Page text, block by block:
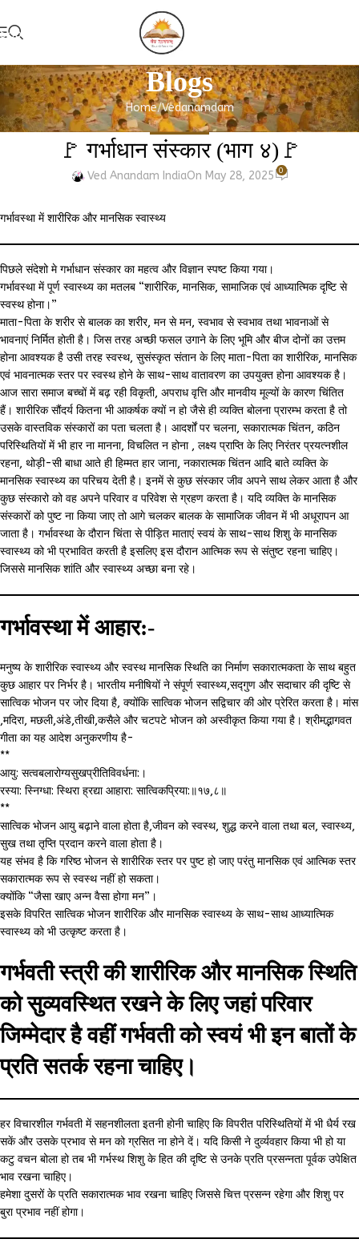
Skip to main content
Blogs
Home Vedanamdam
VEDANAMDAM
🚩 गर्भाधान संस्कार (भाग ४)🚩
Ved Anandam IndiaOn May 28, 2025 0
गर्भावस्था में शारीरिक और मानसिक स्वास्थ्य
पिछले संदेशो मे गर्भाधान संस्कार का महत्व और विज्ञान स्पष्ट किया गया।
गर्भावस्था में पूर्ण स्वास्थ्य का मतलब “शारीरिक, मानसिक, सामाजिक एवं आध्यात्मिक दृष्टि से
स्वस्थ होना।”
माता-पिता के शरीर से बालक का शरीर, मन से मन, स्वभाव से स्वभाव तथा भावनाओं से
भावनाएं निर्मित होती है। जिस तरह अच्छी फसल उगाने के लिए भूमि और बीज दोनों का उत्तम
होना आवश्यक है उसी तरह स्वस्थ, सुसंस्कृत संतान के लिए माता-पिता का शारीरिक, मानसिक
एवं भावनात्मक स्तर पर स्वस्थ होने के साथ-साथ वातावरण का उपयुक्त होना आवश्यक है।
आज सारा समाज बच्चों में बढ़ रही विकृती, अपराध वृत्ति और मानवीय मूल्यों के कारण चिंतित
हैं। शारीरिक सौंदर्य कितना भी आकर्षक क्यों न हो जैसे ही व्यक्ति बोलना प्रारम्भ करता है तो
उसके वास्तविक संस्कारों का पता चलता है। आदर्शों पर चलना, सकारात्मक चिंतन, कठिन
परिस्थितियों में भी हार ना मानना, विचलित न होना , लक्ष्य प्राप्ति के लिए निरंतर प्रयत्नशील
रहना, थोड़ी-सी बाधा आते ही हिम्मत हार जाना, नकारात्मक चिंतन आदि बाते व्यक्ति के
मानसिक स्वास्थ्य का परिचय देती है। इनमें से कुछ संस्कार जीव अपने साथ लेकर आता है और
कुछ संस्कारो को वह अपने परिवार व परिवेश से ग्रहण करता है। यदि व्यक्ति के मानसिक
संस्कारों को पुष्ट ना किया जाए तो आगे चलकर बालक के सामाजिक जीवन में भी अधूरापन आ
जाता है। गर्भावस्था के दौरान चिंता से पीड़ित माताएं स्वयं के साथ-साथ शिशु के मानसिक
स्वास्थ्य को भी प्रभावित करती है इसलिए इस दौरान आत्मिक रूप से संतुष्ट रहना चाहिए।
जिससे मानसिक शांति और स्वास्थ्य अच्छा बना रहे।
गर्भावस्था में आहार:-
मनुष्य के शारीरिक स्वास्थ्य और स्वस्थ मानसिक स्थिति का निर्माण सकारात्मकता के साथ बहुत
कुछ आहार पर निर्भर है। भारतीय मनीषियों ने संपूर्ण स्वास्थ्य,सद्गुण और सदाचार की दृष्टि से
सात्विक भोजन पर जोर दिया है, क्योंकि सात्विक भोजन सद्विचार की ओर प्रेरित करता है। मांस
,मदिरा, मछली,अंडे,तीखी,कसैले और चटपटे भोजन को अस्वीकृत किया गया है। श्रीमद्भागवत
गीता का यह आदेश अनुकरणीय है-
**
आयु: सत्वबलारोग्यसुखप्रीतिविवर्धना:।
रस्या: स्निग्धा: स्थिरा ह्रद्या आहारा: सात्विकप्रिया:॥१७,८॥
**
सात्विक भोजन आयु बढ़ाने वाला होता है,जीवन को स्वस्थ, शुद्ध करने वाला तथा बल, स्वास्थ्य,
सुख तथा तृप्ति प्रदान करने वाला होता है।
यह संभव है कि गरिष्ठ भोजन से शारीरिक स्तर पर पुष्ट हो जाए परंतु मानसिक एवं आत्मिक स्तर
सकारात्मक रूप से स्वस्थ नहीं हो सकता।
क्योंकि “जैसा खाए अन्न वैसा होगा मन”।
इसके विपरित सात्विक भोजन शारीरिक और मानसिक स्वास्थ्य के साथ-साथ आध्यात्मिक
स्वास्थ्य को भी उत्कृष्ट करता है।
गर्भवती स्त्री की शारीरिक और मानसिक स्थिति
को सुव्यवस्थित रखने के लिए जहां परिवार
जिम्मेदार है वहीं गर्भवती को स्वयं भी इन बातों के
प्रति सतर्क रहना चाहिए।
हर विचारशील गर्भवती में सहनशीलता इतनी होनी चाहिए कि विपरीत परिस्थितियों में भी धैर्य रख
सकें और उसके प्रभाव से मन को ग्रसित ना होने दें। यदि किसी ने दुर्व्यवहार किया भी हो या
कटु वचन बोला हो तब भी गर्भस्थ शिशु के हित की दृष्टि से उनके प्रति प्रसन्नता पूर्वक उपेक्षित
भाव रखना चाहिए।
हमेशा दुसरों के प्रति सकारात्मक भाव रखना चाहिए जिससे चित्त प्रसन्न रहेगा और शिशु पर
बुरा प्रभाव नहीं होगा।